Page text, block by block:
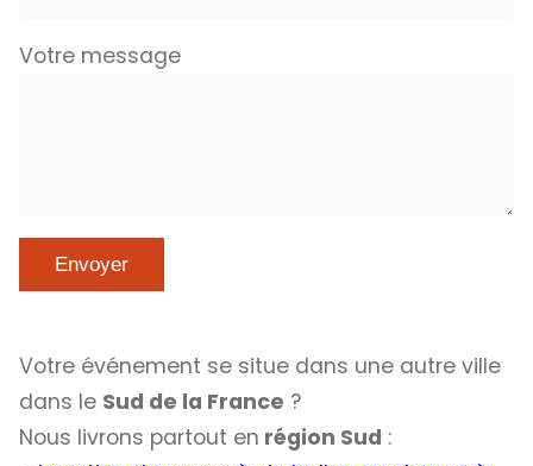
Votre message
Votre événement se situe dans une autre ville
dans le Sud de la France ?
Nous livrons partout en région Sud :